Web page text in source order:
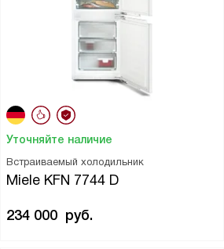
Встраиваемый холодильник
Miele KFN 7744 D
Уточняйте наличие
234 000 руб.